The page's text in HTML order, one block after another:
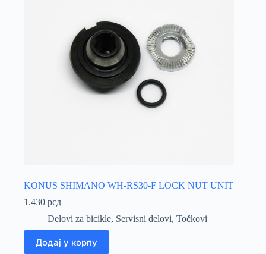
KONUS SHIMANO WH-RS30-F LOCK NUT UNIT
1.430 рсд
Delovi za bicikle, Servisni delovi, Točkovi
Додај у корпу